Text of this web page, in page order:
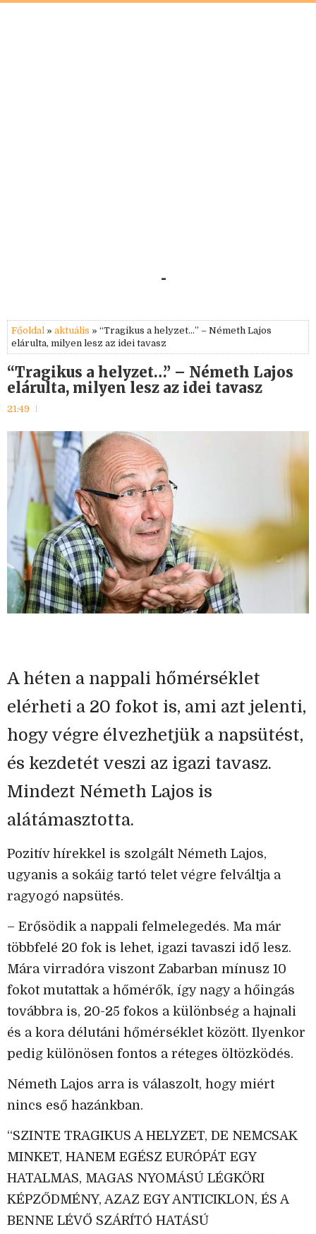
-
Főoldal » aktuális » “Tragikus a helyzet…” – Németh Lajos
elárulta, milyen lesz az idei tavasz
“Tragikus a helyzet…” – Németh Lajos
elárulta, milyen lesz az idei tavasz
21:49
A héten a nappali hőmérséklet
elérheti a 20 fokot is, ami azt jelenti,
hogy végre élvezhetjük a napsütést,
és kezdetét veszi az igazi tavasz.
Mindezt Németh Lajos is
alátámasztotta.
Pozitív hírekkel is szolgált Németh Lajos,
ugyanis a sokáig tartó telet végre felváltja a
ragyogó napsütés.
– Erősödik a nappali felmelegedés. Ma már
többfelé 20 fok is lehet, igazi tavaszi idő lesz.
Mára virradóra viszont Zabarban mínusz 10
fokot mutattak a hőmérők, így nagy a hőingás
továbbra is, 20-25 fokos a különbség a hajnali
és a kora délutáni hőmérséklet között. Ilyenkor
pedig különösen fontos a réteges öltözködés.
Németh Lajos arra is válaszolt, hogy miért
nincs eső hazánkban.
“SZINTE TRAGIKUS A HELYZET, DE NEMCSAK
MINKET, HANEM EGÉSZ EURÓPÁT EGY
HATALMAS, MAGAS NYOMÁSÚ LÉGKÖRI
KÉPZŐDMÉNY, AZAZ EGY ANTICIKLON, ÉS A
BENNE LÉVŐ SZÁRÍTÓ HATÁSÚ